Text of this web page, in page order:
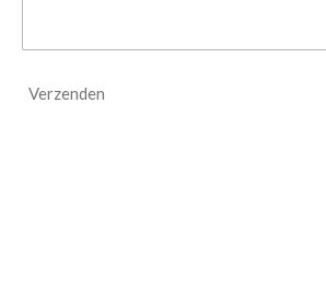
Verzenden